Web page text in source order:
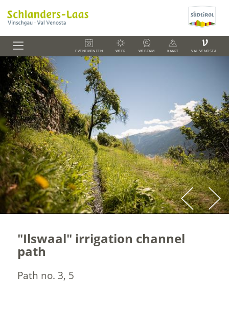
EVENEMENTEN WEER WEBCAM KAART
V
VAL VENOSTA
"Ilswaal" irrigation channel
path
Path no. 3, 5